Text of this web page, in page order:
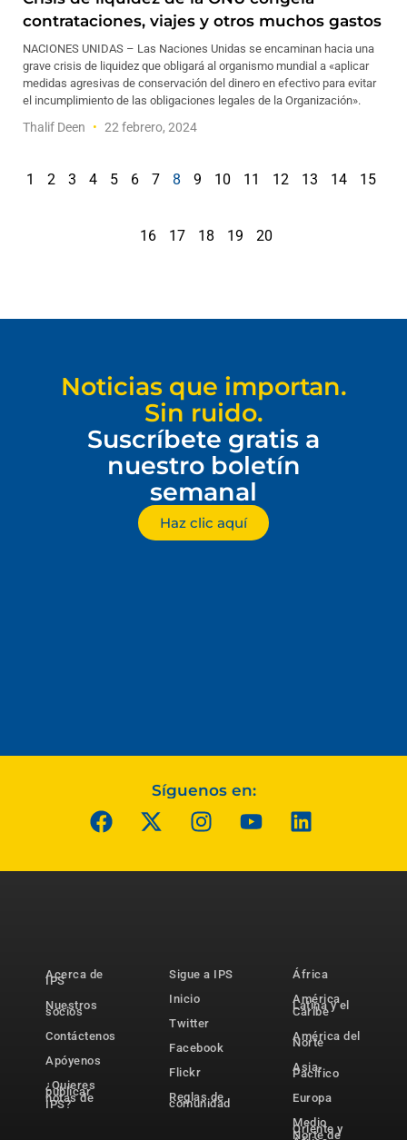
contrataciones, viajes y otros muchos gastos
NACIONES UNIDAS – Las Naciones Unidas se encaminan hacia una
grave crisis de liquidez que obligará al organismo mundial a «aplicar
medidas agresivas de conservación del dinero en efectivo para evitar
el incumplimiento de las obligaciones legales de la Organización».
Thalif Deen 22 febrero, 2024
1 2 3 4 5 6 7 8 9 10 11 12 13 14 15
16 17 18 19 20
Noticias que importan.
Sin ruido.
Suscríbete gratis a
nuestro boletín
semanal
Haz clic aquí
Síguenos en:
Acerca de
IPS
Nuestros
socios
Contáctenos
Apóyenos
¿Quieres
publicar
notas de
IPS?
Sigue a IPS
Inicio
Twitter
Facebook
Flickr
Reglas de
comunidad
África
América
Latina y el
Caribe
América del
Norte
Asia-
Pacífico
Europa
Medio
Oriente y
Norte de